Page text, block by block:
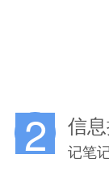
2 信
记笔